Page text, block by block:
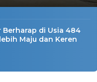
Berharap di Usia 484
Maju dan Keren